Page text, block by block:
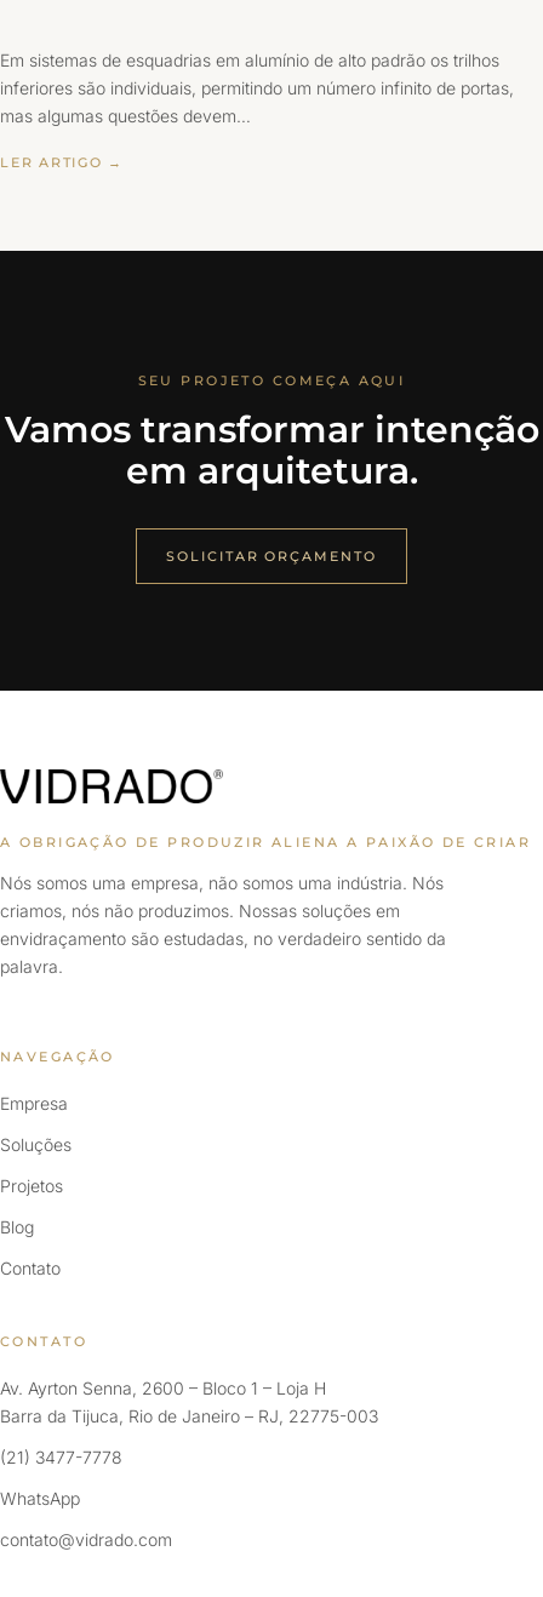
Em sistemas de esquadrias em alumínio de alto padrão os trilhos
inferiores são individuais, permitindo um número infinito de portas,
mas algumas questões devem…
LER ARTIGO →
SEU PROJETO COMEÇA AQUI
Vamos transformar intenção
em arquitetura.
SOLICITAR ORÇAMENTO
A OBRIGAÇÃO DE PRODUZIR ALIENA A PAIXÃO DE CRIAR
Nós somos uma empresa, não somos uma indústria. Nós
criamos, nós não produzimos. Nossas soluções em
envidraçamento são estudadas, no verdadeiro sentido da
palavra.
NAVEGAÇÃO
Empresa
Soluções
Projetos
Blog
Contato
CONTATO
Av. Ayrton Senna, 2600 – Bloco 1 – Loja H
Barra da Tijuca, Rio de Janeiro – RJ, 22775-003
(21) 3477-7778
WhatsApp
contato@vidrado.com